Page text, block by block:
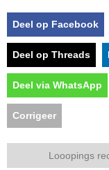
Deel op Facebook
Deel op Threads
Deel via WhatsApp
Corrigeer
Looopings